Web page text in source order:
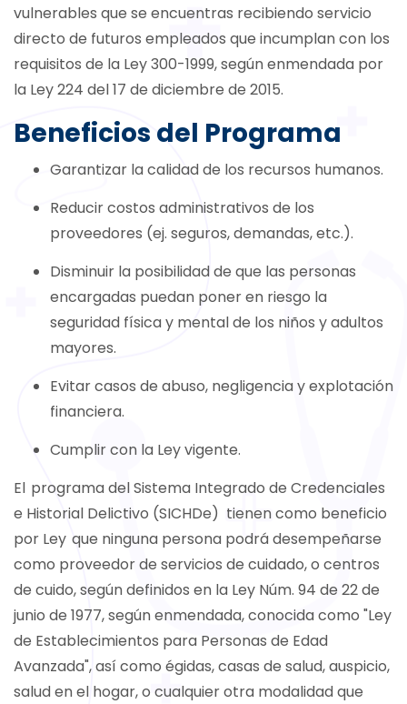
vulnerables que se encuentras recibiendo servicio
directo de futuros empleados que incumplan con los
requisitos de la Ley 300-1999, según enmendada por
la Ley 224 del 17 de diciembre de 2015.
Beneficios del Programa
Garantizar la calidad de los recursos humanos.
Reducir costos administrativos de los
proveedores (ej. seguros, demandas, etc.).
Disminuir la posibilidad de que las personas
encargadas puedan poner en riesgo la
seguridad física y mental de los niños y adultos
mayores.
Evitar casos de abuso, negligencia y explotación
financiera.
Cumplir con la Ley vigente.
El programa del Sistema Integrado de Credenciales
e Historial Delictivo (SICHDe) tienen como beneficio
por Ley que ninguna persona podrá desempeñarse
como proveedor de servicios de cuidado, o centros
de cuido, según definidos en la Ley Núm. 94 de 22 de
junio de 1977, según enmendada, conocida como "Ley
de Establecimientos para Personas de Edad
Avanzada", así como égidas, casas de salud, auspicio,
salud en el hogar, o cualquier otra modalidad que